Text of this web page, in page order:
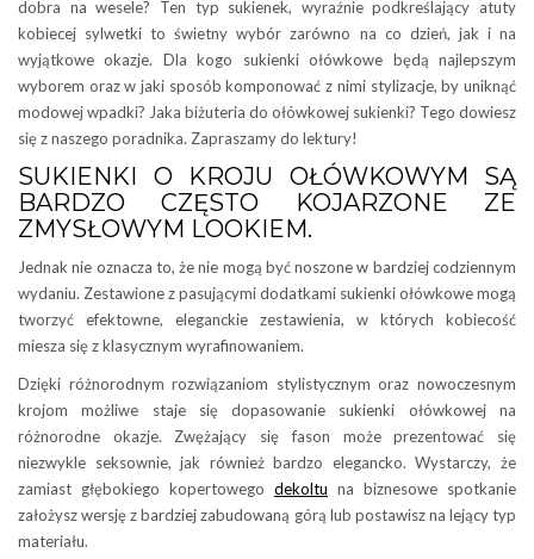
dobra na wesele? Ten typ sukienek, wyraźnie podkreślający atuty
kobiecej sylwetki to świetny wybór zarówno na co dzień, jak i na
wyjątkowe okazje. Dla kogo sukienki ołówkowe będą najlepszym
wyborem oraz w jaki sposób komponować z nimi stylizacje, by uniknąć
modowej wpadki? Jaka biżuteria do ołówkowej sukienki? Tego dowiesz
się z naszego poradnika. Zapraszamy do lektury!
SUKIENKI O KROJU OŁÓWKOWYM SĄ
BARDZO CZĘSTO KOJARZONE ZE
ZMYSŁOWYM LOOKIEM.
Jednak nie oznacza to, że nie mogą być noszone w bardziej codziennym
wydaniu. Zestawione z pasującymi dodatkami sukienki ołówkowe mogą
tworzyć efektowne, eleganckie zestawienia, w których kobiecość
miesza się z klasycznym wyrafinowaniem.
Dzięki różnorodnym rozwiązaniom stylistycznym oraz nowoczesnym
krojom możliwe staje się dopasowanie sukienki ołówkowej na
różnorodne okazje. Zwężający się fason może prezentować się
niezwykle seksownie, jak również bardzo elegancko. Wystarczy, że
zamiast głębokiego kopertowego dekoltu na biznesowe spotkanie
założysz wersję z bardziej zabudowaną górą lub postawisz na lejący typ
materiału.